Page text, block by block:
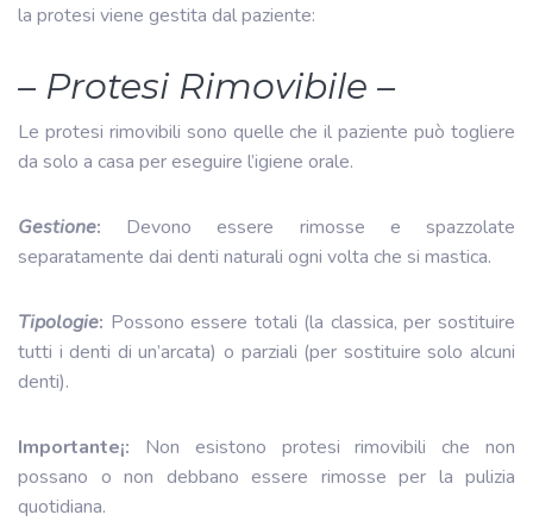
la protesi viene gestita dal paziente:
– Protesi Rimovibile –
Le protesi rimovibili sono quelle che il paziente può togliere
da solo a casa per eseguire l’igiene orale.
Gestione: Devono essere rimosse e spazzolate
separatamente dai denti naturali ogni volta che si mastica.
Tipologie: Possono essere totali (la classica, per sostituire
tutti i denti di un’arcata) o parziali (per sostituire solo alcuni
denti).
Importante¡: Non esistono protesi rimovibili che non
possano o non debbano essere rimosse per la pulizia
quotidiana.